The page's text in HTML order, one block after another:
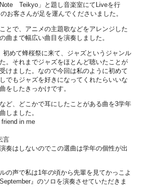
Teikyo」と題し音楽室にてLiveを行
お客さんが足を運んでくださいました。
とで、アニメの主題歌などをアレンジした
曲まで幅広い曲目を演奏しました。
初めて蜂桜祭に来て、ジャズというジャンル
。それまでジャズをほとんど聴いたことが
けました。なので今回は私のように初めて
でもジャズを好きになってくれたらいいな
をしたきっかけです。
ど、どこかで耳にしたことがある曲を3学年
しました。
in me
言
奏はしないのでこの選曲は学年の個性が出
の声で私は1年の頃から先輩を見てかっこよ
』のソロを演奏させていただきま